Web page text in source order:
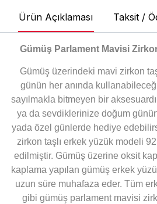
Ürün Açıklaması Taksit /
Gümüş Parlament Mavisi
Gümüş üzerindeki mavi zirkon
günün her anında
sayılmakla bitmeyen bir
ya da sevdiklerinize doğum
yada özel günlerde hediye
zirkon taşlı erkek yüzük modeli
edilmiştir. Gümüş üzerine oksit
kaplama yapılan gümüş erkek
uzun süre muhafaza eder. Tüm
gibi gümüş parlament mavisi